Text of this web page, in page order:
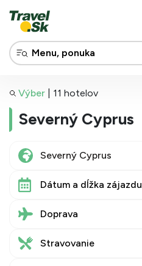
Výber 11 hotelov
Severný Cyprus
Dátum a dĺžka zájazdu
Doprava
Stravovanie